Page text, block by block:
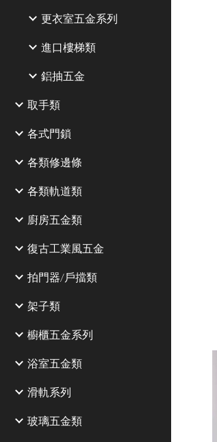
更衣室五金系列
進口樓梯類
鋁抽五金
取手類
各式門鎖
各類修邊條
各類軌道類
廚房五金類
復古工業風五金
拍門器/戶擋類
架子類
櫥櫃五金系列
浴室五金類
滑軌系列
玻璃五金類